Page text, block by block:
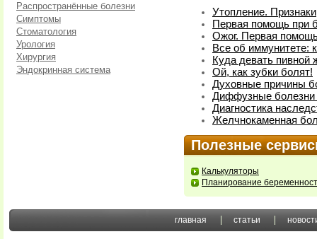
Распространённые болезни
Симптомы
Стоматология
Урология
Хирургия
Эндокринная система
Утопление.
Первая помощь при
Ожог. Первая
Все об иммунитете:
Куда девать пивной
Ой, как зубки болят!
Духовные причины
Диффузные болезни
Диагностика
Желчнокаменная
Полезные
Калькуляторы
Планирование
главная статьи